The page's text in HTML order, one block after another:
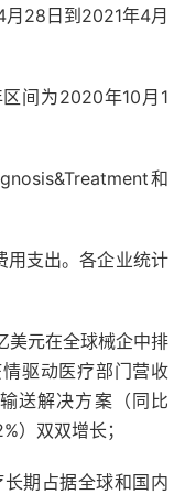
28日到2021年4月
间为2020年10月1
和
支出。各企业统计
元在全球械企中排
驱动医疗部门营收
送解决方案（同比
）双双增长；
期占据全球和国内